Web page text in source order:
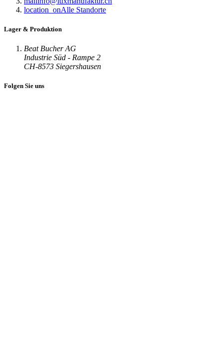
location_onAlle Standorte
Lager & Produktion
Beat Bucher AG
Industrie Süd - Rampe 2
CH-8573 Siegershausen
Folgen Sie uns